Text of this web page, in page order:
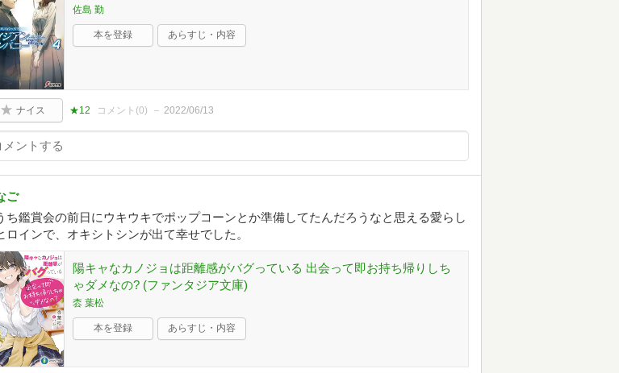
佐島 勤
本を登録 あらすじ・内容
ナイス ★12 コメント(0) 2022/06/13
ご
ち鑑賞会の前日にウキウキでポップコーンとか準備してたんだろうなと思える愛らし
ロインで、オキシトシンが出て幸せでした。
陽キャなカノジョは距離感がバグっている 出会って即お持ち帰りしち
ゃダメなの? (ファンタジア文庫)
枩 葉松
本を登録 あらすじ・内容